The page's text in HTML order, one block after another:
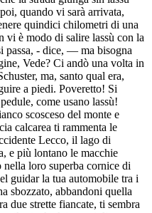
quando vi sarà arrivata,
quindici chilometri di una
vi è modo di salire lassù con la
passa, - dice, — ma bisogna
Vede? Ci andò una volta in
ma, santo qual era,
a piedi. Poveretto! Si
come usano lassù!
scosceso del monte e
calcarea ti rammenta le
Lecco, il lago di
e più lontano le macchie
loro superba cornice di
guidar la tua automobile tra i
sbozzato, abbandoni quella
due strette fiancate, ti sembra